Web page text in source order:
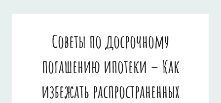
Советы по досрочному
погашению ипотеки – Как
избежать распространенных